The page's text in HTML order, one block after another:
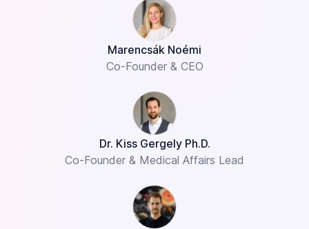
Marencsák Noémi
Co-Founder & CEO
Dr. Kiss Gergely Ph.D.
Co-Founder & Medical Affairs Lead